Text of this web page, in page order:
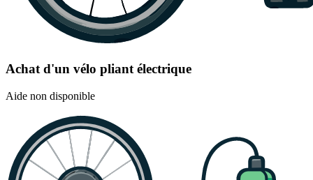
Achat d'un vélo pliant électrique
Aide non disponible